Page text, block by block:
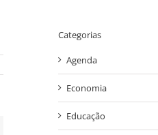
Categorias
Agenda
Economia
Educação